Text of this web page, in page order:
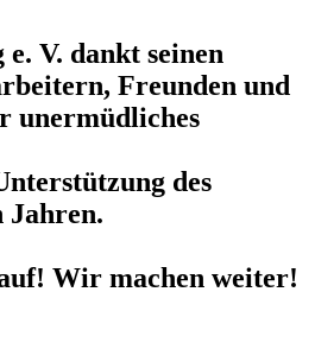
V. dankt seinen
Freunden und
unermüdliches
des
Jahren.
Wir machen weiter!